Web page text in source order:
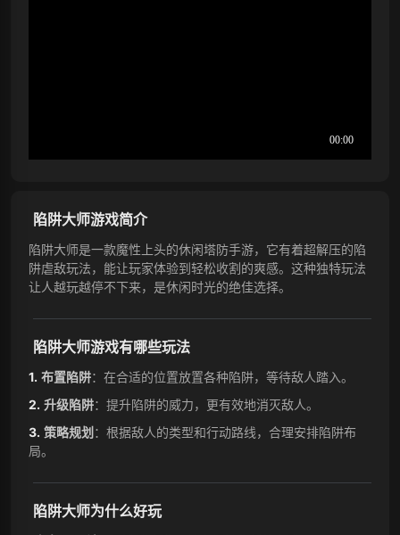
陷阱大师游戏简介
陷阱大师是一款魔性上头的休闲塔防手游，它有着超解压的陷
阱虐敌玩法，能让玩家体验到轻松收割的爽感。这种独特玩法
让人越玩越停不下来，是休闲时光的绝佳选择。
陷阱大师游戏有哪些玩法
布置陷阱：在合适的位置放置各种陷阱，等待敌人踏入。
升级陷阱：提升陷阱的威力，更有效地消灭敌人。
策略规划 ：根据敌人的类型和行动路线，合理安排陷阱布
局。
陷阱大师为什么好玩